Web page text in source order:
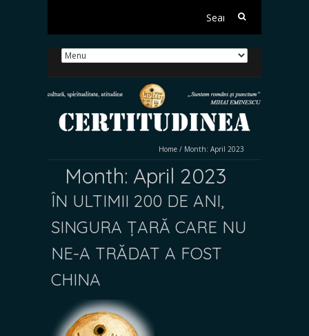
Search
Home / Month: April 2023
Month: April 2023
ÎN ULTIMII 200 DE ANI,
SINGURA ȚARĂ CARE NU
NE-A TRĂDAT A FOST
CHINA